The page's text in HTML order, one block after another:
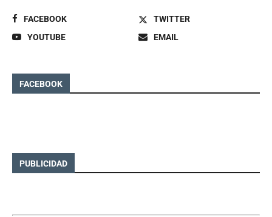
FACEBOOK
TWITTER
YOUTUBE
EMAIL
FACEBOOK
PUBLICIDAD